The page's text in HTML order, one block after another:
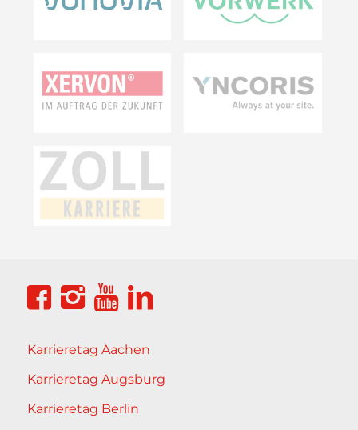
Karrieretag Aachen
Karrieretag Augsburg
Karrieretag Berlin